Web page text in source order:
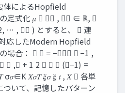
体によるHopfield
定式化 𝜇  𝑥𝑗 , 𝜉𝑗 ∈ ℝ, 𝑋
… , 𝒙𝑃 ) とすると、  連
応したModern Hopfield
場合：  𝐸 = −𝑙𝑠𝑒 𝑇 −1 ,
𝑡 ,𝐾 + 1 2 𝝃 𝑡 𝑇 (𝑡−1) =
σ𝜎∈Κ 𝑋𝜎𝑇 𝝃𝜎 𝝃 𝑡 , 𝑋  各単
いて、記憶したパターン